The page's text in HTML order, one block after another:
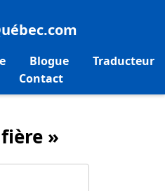
Blogue
Traducteur
Contact
»